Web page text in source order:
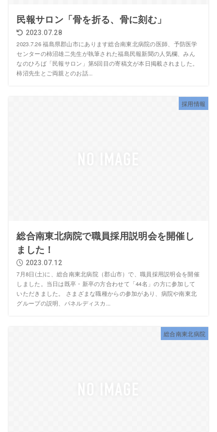
民報サロン「骨を折る、骨に刻む」
2023.07.28
2023.7.26 福島県郡山市にあります総合南東北病院の医師、予防医学
センターの柿沼雄二先生が執筆された福島民報新聞の人気欄、みん
なのひろば「民報サロン」第5回目の寄稿文が本日掲載されました。
柿沼先生とご両親とのお話...
採用情報
総合南東北病院で職員採用説明会を開催し
ました！
2023.07.12
7月8日(土)に、総合南東北病院（郡山市）で、職員採用説明会を開催
しました。当日は既卒・新卒の方合わせて「44名」の方に参加して
いただきました。 さまざまな職種からの参加があり、病院や南東北
グループの説明、パネルディスカ...
総合南東北病院